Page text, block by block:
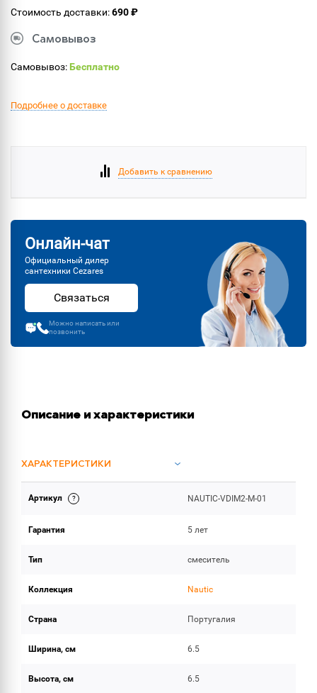
Стоимость доставки:690 ₽
Самовывоз
Самовывоз:Бесплатно
Подробнее о доставке
Добавить к сравнению
Онлайн-чат
Официальный дилер
сантехники Cezares
Связаться
Можно написать или
позвонить
Описание и характеристики
ХАРАКТЕРИСТИКИ
ОБЪЕМ ПОСТАВКИ
Артикул NAUTIC-VDIM2-M-01
Гарантия 5 лет
Тип смеситель
Коллекция Nautic
Страна Португалия
Ширина, см 6.5
Высота, см 6.5